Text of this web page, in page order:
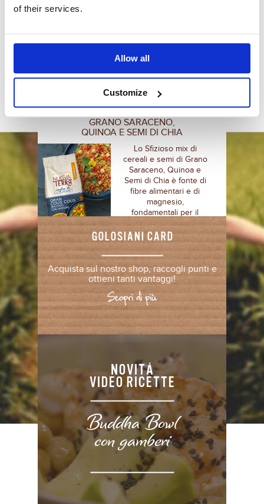
of their services.
Allow all
Customize
GIÀ PRONTI
PER TE!
GRANO SARACENO,
QUINOA E SEMI DI CHIA
Lo Sfizioso mix di
cereali e semi di Grano
Saraceno, Quinoa e
Semi di Chia è fonte di
fibre alimentari e di
magnesio,
fondamentali per il
nostro organismo.
Scopri di più
GOLOSIANI CARD
Acquista sul nostro shop, raccogli punti e
ottieni tanti vantaggi!
Scopri di più
NOVITÁ
VIDEO RICETTE
Buddha Bowl
con gamberi